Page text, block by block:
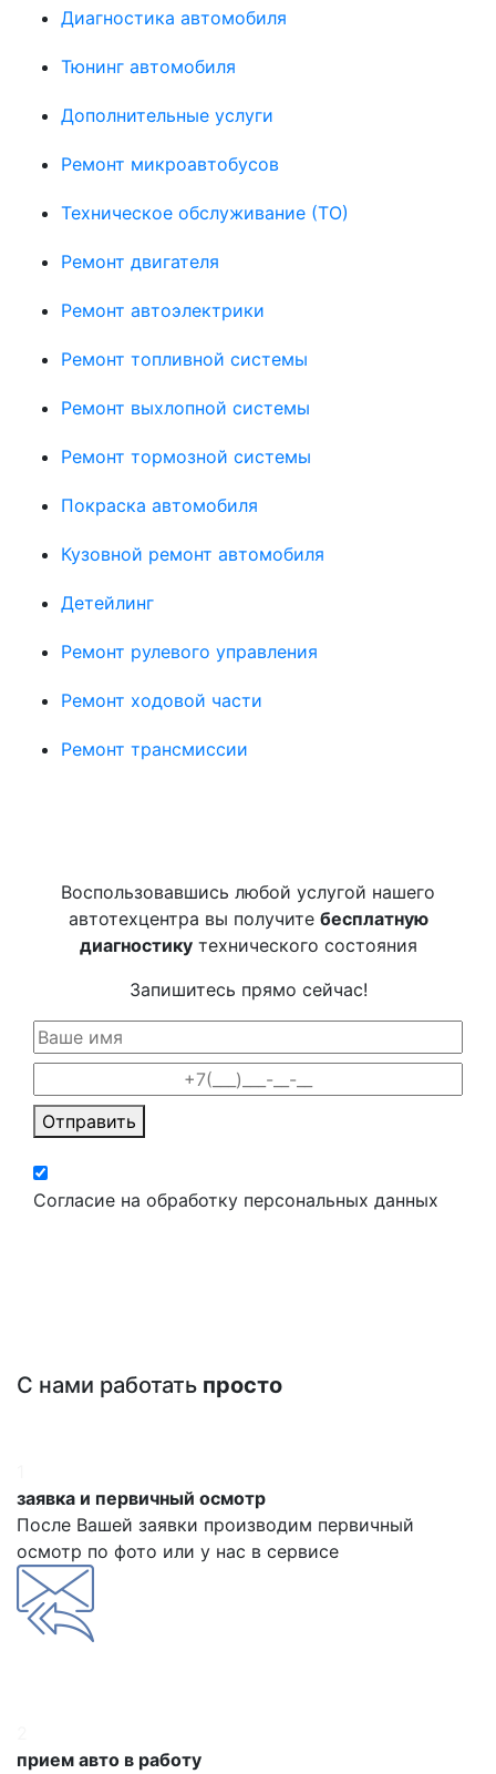
Диагностика автомобиля
Тюнинг автомобиля
Дополнительные услуги
Ремонт микроавтобусов
Техническое обслуживание (ТО)
Ремонт двигателя
Ремонт автоэлектрики
Ремонт топливной системы
Ремонт выхлопной системы
Ремонт тормозной системы
Покраска автомобиля
Кузовной ремонт автомобиля
Детейлинг
Ремонт рулевого управления
Ремонт ходовой части
Ремонт трансмиссии
Воспользовавшись любой услугой нашего
автотехцентра вы получите бесплатную
диагностикутехнического состояния
Запишитесь прямо сейчас!
Отправить
Согласие на обработку персональных данных
С нами работать просто
заявка и первичный осмотр
После Вашей заявки производим первичный
осмотр по фото или у нас в сервисе
прием авто в работу